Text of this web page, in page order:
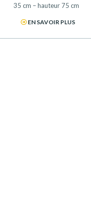
35 cm – hauteur 75 cm
EN SAVOIR PLUS